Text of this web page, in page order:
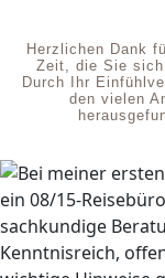
Herzlichen Dank
Zeit, die Sie sich
Durch Ihr
den vielen